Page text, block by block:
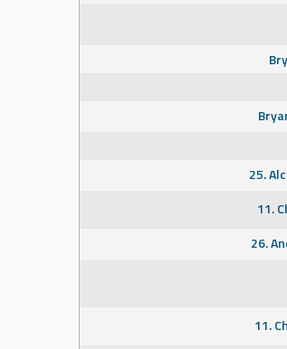
25.
11.
26.
11.